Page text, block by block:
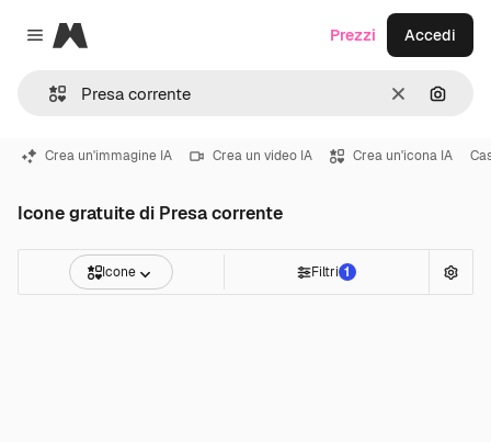
Close menu
Magnific
CancellaCerca
Prezzi Accedi
Crea un'immagine IA Crea un video IA Crea un'icona IA
Icone gratuite di Presa corrente
Icone Filtri 1